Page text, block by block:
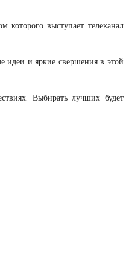
выступает телеканал
идеи и яркие свершения в этой
Выбирать лучших будет